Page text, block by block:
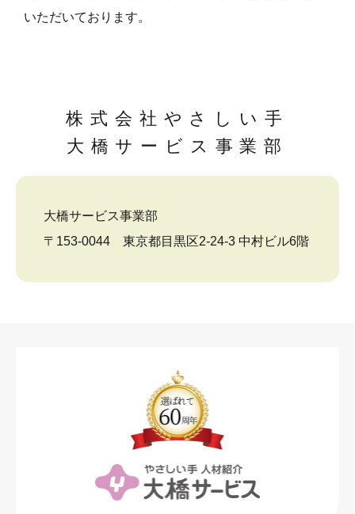
いただいております。
株式会社やさしい手
大橋サービス事業部
大橋サービス事業部
〒153-0044 東京都目黒区2-24-3 中村ビル6階